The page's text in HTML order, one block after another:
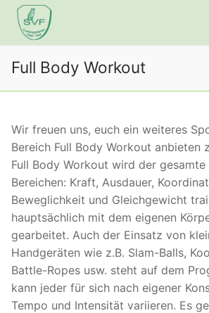
Zum
Inhalt
springen
Full Body Workout
Wir freuen uns, euch ein weiteres
Bereich Full Body Workout anbieten
Full Body Workout wird der gesamte
Bereichen: Kraft, Ausdauer,
Beweglichkeit und Gleichgewicht
hauptsächlich mit dem eigenen
gearbeitet. Auch der Einsatz von
Handgeräten wie z.B. Slam-Balls,
Battle-Ropes usw. steht auf dem
kann jeder für sich nach eigener
Tempo und Intensität variieren. Es